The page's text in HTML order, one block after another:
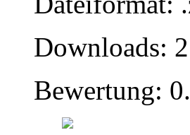
Downloads: 2
Bewertung: